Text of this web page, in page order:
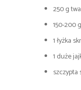
250 g
150-200
1 łyżka
1 duże
szczypta